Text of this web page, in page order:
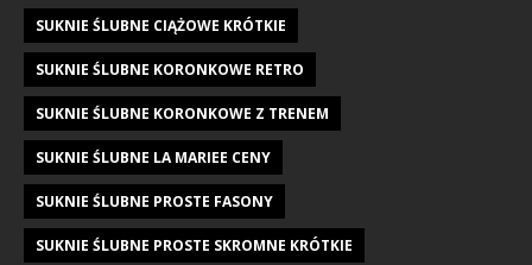
SUKNIE ŚLUBNE CIĄŻOWE KRÓTKIE
SUKNIE ŚLUBNE KORONKOWE RETRO
SUKNIE ŚLUBNE KORONKOWE Z TRENEM
SUKNIE ŚLUBNE LA MARIEE CENY
SUKNIE ŚLUBNE PROSTE FASONY
SUKNIE ŚLUBNE PROSTE SKROMNE KRÓTKIE